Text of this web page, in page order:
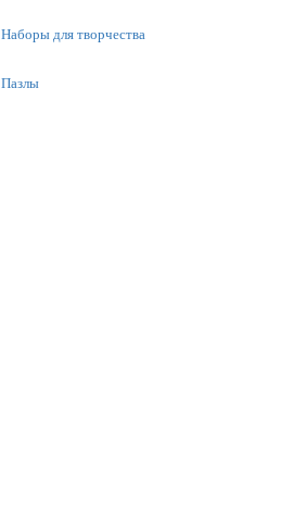
Наборы для творчества
Пазлы